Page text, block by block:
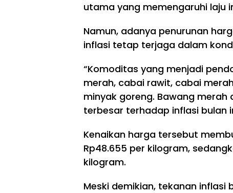
utama yang memengaruhi laju
Namun, adanya penurunan
inflasi tetap terjaga dalam
“Komoditas yang menjadi
merah, cabai rawit, cabai
minyak goreng. Bawang
terbesar terhadap inflasi bulan
Kenaikan harga tersebut
Rp48.655 per kilogram,
kilogram.
Meski demikian, tekanan